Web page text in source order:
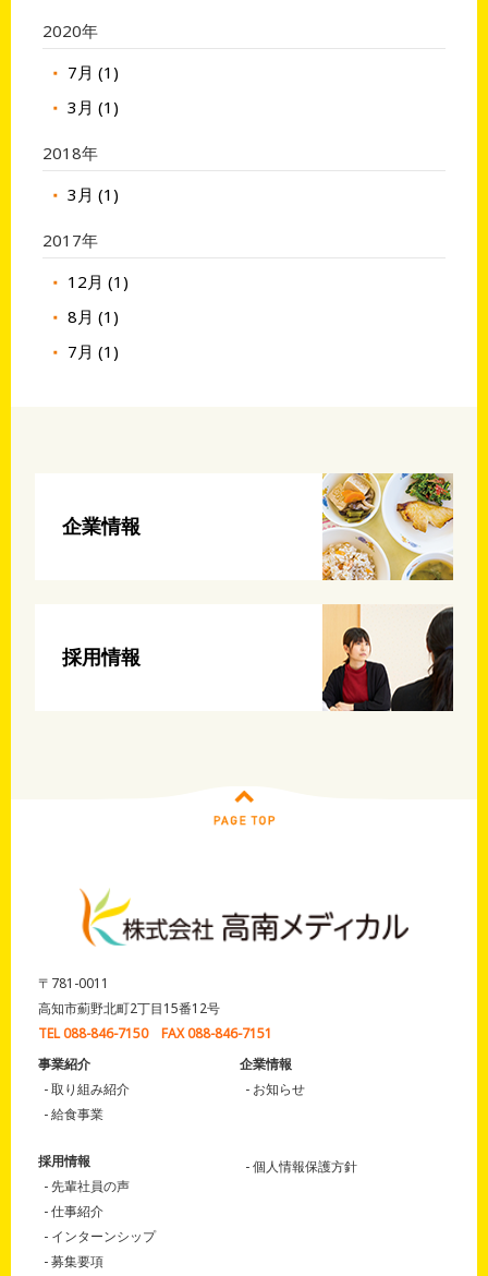
2020年
7月 (1)
3月 (1)
2018年
3月 (1)
2017年
12月 (1)
8月 (1)
7月 (1)
企業情報
採用情報
〒781-0011
高知市薊野北町2丁目15番12号
TEL 088-846-7150 FAX 088-846-7151
事業紹介
取り組み紹介
給食事業
企業情報
お知らせ
採用情報
先輩社員の声
仕事紹介
インターンシップ
募集要項
個人情報保護方針